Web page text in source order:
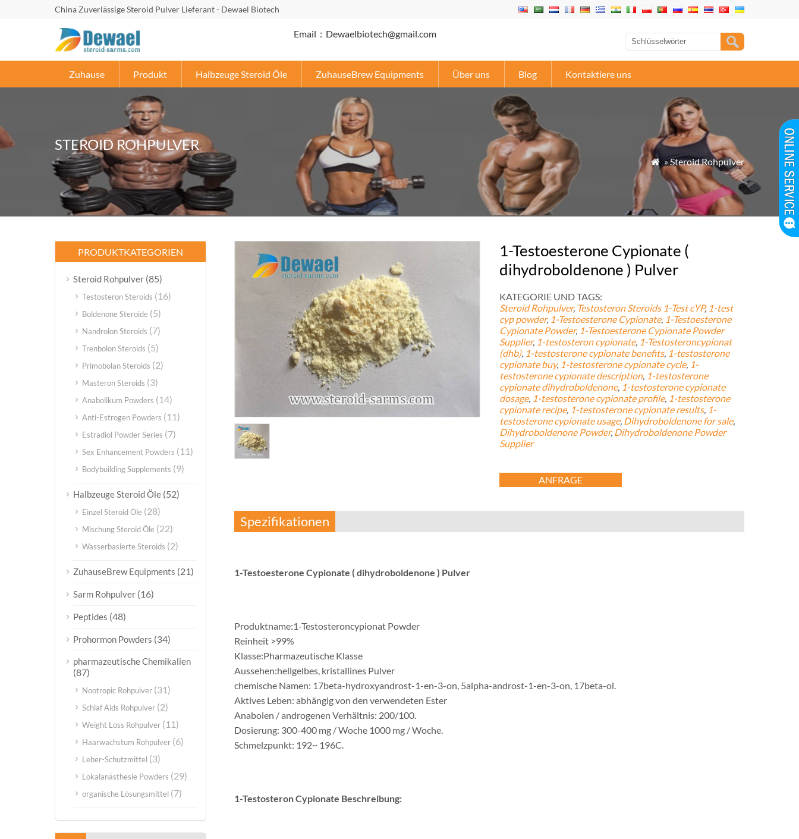
China Zuverlässige Steroid Pulver Lieferant - Dewael Biotech
Email：Dewaelbiotech@gmail.com
Zuhause Produkt Halbzeuge Steroid Öle ZuhauseBrew Equipments Über uns Blog Kontaktiere uns
STEROID ROHPULVER
 »Steroid Rohpulver
1-Testoesterone Cypionate (
dihydroboldenone ) Pulver
KATEGORIE UND TAGS:
Steroid Rohpulver, Testosteron Steroids 1-Test cYP, 1-test
cyp powder, 1-Testoesterone Cypionate, 1-Testoesterone
Cypionate Powder, 1-Testoesterone Cypionate Powder
Supplier, 1-testosteron cypionate, 1-Testosteroncypionat
(dhb), 1-testosterone cypionate benefits, 1-testosterone
cypionate buy, 1-testosterone cypionate cycle, 1-
testosterone cypionate description, 1-testosterone
cypionate dihydroboldenone, 1-testosterone cypionate
dosage, 1-testosterone cypionate profile, 1-testosterone
cypionate recipe, 1-testosterone cypionate results, 1-
testosterone cypionate usage, Dihydroboldenone for sale,
Dihydroboldenone Powder, Dihydroboldenone Powder
Supplier
ANFRAGE
Spezifikationen
1-Testoesterone Cypionate ( dihydroboldenone ) Pulver
Produktname:1-Testosteroncypionat Powder
Reinheit >99%
Klasse:Pharmazeutische Klasse
Aussehen:hellgelbes, kristallines Pulver
chemische Namen: 17beta-hydroxyandrost-1-en-3-on, 5alpha-androst-1-en-3-on, 17beta-ol.
Aktives Leben: abhängig von den verwendeten Ester
Anabolen / androgenen Verhältnis: 200/100.
Dosierung: 300-400 mg / Woche 1000 mg / Woche.
Schmelzpunkt: 192~ 196C.
1-Testosteron Cypionate Beschreibung:
PRODUKTKATEGORIEN
Steroid Rohpulver (85)
Testosteron Steroids (16)
Boldenone Steroide (5)
Nandrolon Steroids (7)
Trenbolon Steroids (5)
Primobolan Steroids (2)
Masteron Steroids (3)
Anabolikum Powders (14)
Anti-Estrogen Powders (11)
Estradiol Powder Series (7)
Sex Enhancement Powders (11)
Bodybuilding Supplements (9)
Halbzeuge Steroid Öle (52)
Einzel Steroid Öle (28)
Mischung Steroid Öle (22)
Wasserbasierte Steroids (2)
ZuhauseBrew Equipments (21)
Sarm Rohpulver (16)
Peptides (48)
Prohormon Powders (34)
pharmazeutische Chemikalien
(87)
Nootropic Rohpulver (31)
Schlaf Aids Rohpulver (2)
Weight Loss Rohpulver (11)
Haarwachstum Rohpulver (6)
Leber-Schutzmittel (3)
Lokalanästhesie Powders (29)
organische Lösungsmittel (7)